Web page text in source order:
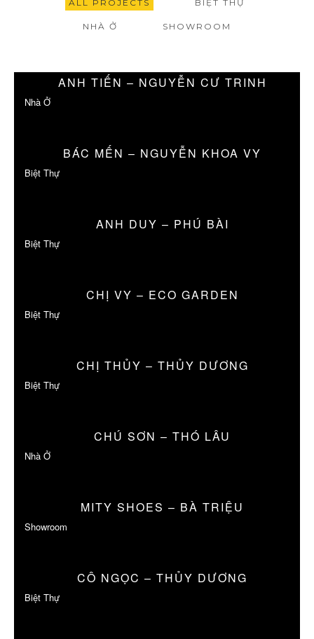
ALL PROJECTS BIỆT THỰ
NHÀ Ở SHOWROOM
ANH TIẾN – NGUYỄN CƯ TRINH
Nhà Ở
BÁC MẾN – NGUYỄN KHOA VY
Biệt Thự
ANH DUY – PHÚ BÀI
Biệt Thự
CHỊ VY – ECO GARDEN
Biệt Thự
CHỊ THỦY – THỦY DƯƠNG
Biệt Thự
CHÚ SƠN – THÓ LÂU
Nhà Ở
MITY SHOES – BÀ TRIỆU
Showroom
CÔ NGỌC – THỦY DƯƠNG
Biệt Thự